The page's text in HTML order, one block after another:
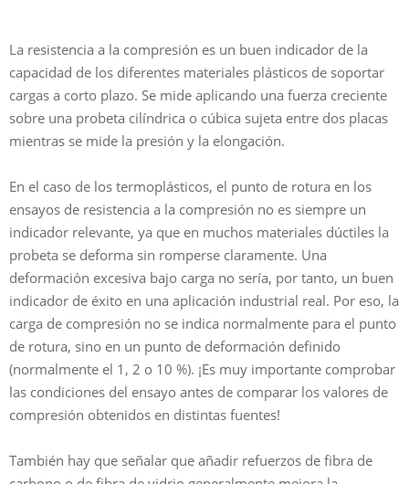
La resistencia a la compresión es un buen indicador de la
capacidad de los diferentes materiales plásticos de soportar
cargas a corto plazo. Se mide aplicando una fuerza creciente
sobre una probeta cilíndrica o cúbica sujeta entre dos placas
mientras se mide la presión y la elongación.
En el caso de los termoplásticos, el punto de rotura en los
ensayos de resistencia a la compresión no es siempre un
indicador relevante, ya que en muchos materiales dúctiles la
probeta se deforma sin romperse claramente. Una
deformación excesiva bajo carga no sería, por tanto, un buen
indicador de éxito en una aplicación industrial real. Por eso, la
carga de compresión no se indica normalmente para el punto
de rotura, sino en un punto de deformación definido
(normalmente el 1, 2 o 10 %). ¡Es muy importante comprobar
las condiciones del ensayo antes de comparar los valores de
compresión obtenidos en distintas fuentes!
También hay que señalar que añadir refuerzos de fibra de